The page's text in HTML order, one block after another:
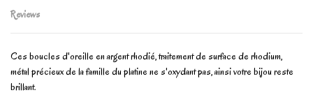
Reviews
Ces boucles d'oreille en argent rhodié, traitement de surface de rhodium,
métal précieux de la famille du platine ne s'oxydant pas, ainsi votre bijou reste
brillant.